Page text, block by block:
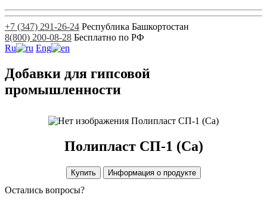
+7 (347) 291-26-24 Республика Башкортостан
8(800) 200-08-28 Бесплатно по РФ
Ru
Eng
Добавки для гипсовой
промышленности
Полипласт СП-1 (Са)
Полипласт СП-1 (Са)
Купить Информация о продукте
Остались вопросы?